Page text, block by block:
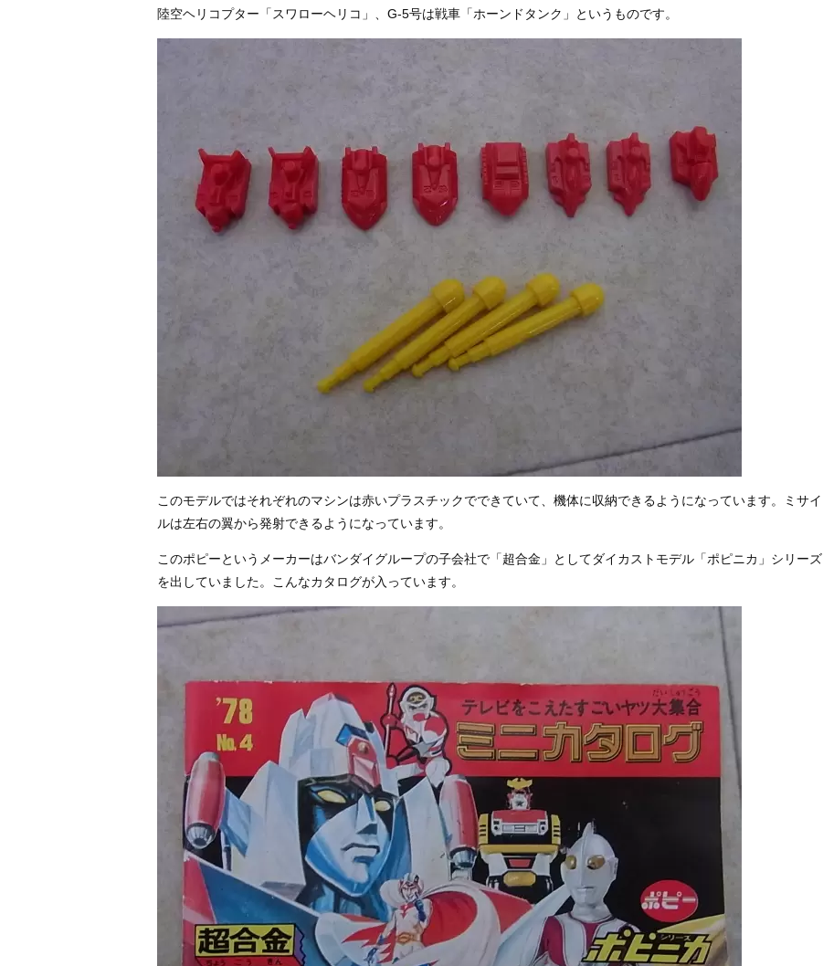
陸空ヘリコプター「スワローヘリコ」、G-5号は戦車「ホーンドタンク」というものです。
このモデルではそれぞれのマシンは赤いプラスチックでできていて、機体に収納できるようになっています。ミサイ
ルは左右の翼から発射できるようになっています。
このポピーというメーカーはバンダイグループの子会社で「超合金」としてダイカストモデル「ポピニカ」シリーズ
を出していました。こんなカタログが入っています。